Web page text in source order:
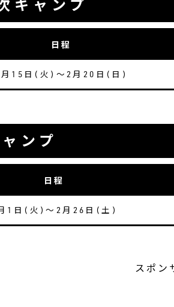
キャンプ
日程
月15日(火)～2月20日(日)
ンプ
日程
1日(火)～2月26日(土)
スポン